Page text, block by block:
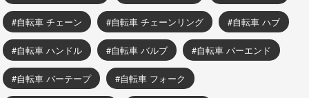
自転車 チェーン 自転車 チェーンリング 自転車 ハブ
自転車 ハンドル 自転車 バルブ 自転車 バーエンド
自転車 バーテープ 自転車 フォーク